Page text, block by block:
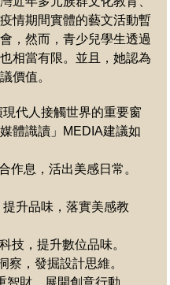
情期間實體的藝文活動暫
，然而，青少兒學生透過
相當有限。 並且，她認為
價值。
代人接觸世界的重要窗
體識讀」MEDIA建議如
作息，活出美感日常。
升品味，落實美感教
技，提升數位品味。
察，發掘設計思維。
財，展開創意行動。